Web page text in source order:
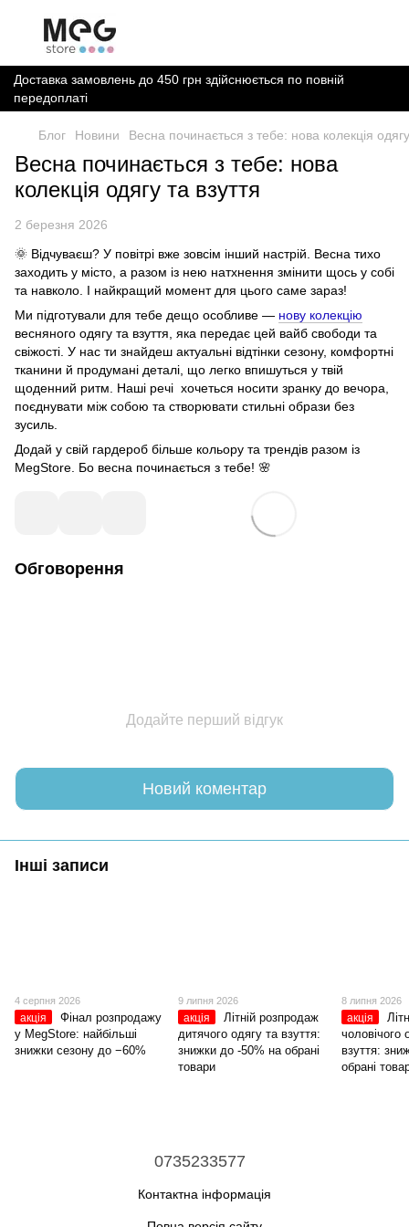
Доставка замовлень до 450 грн здійснюється по повній
передоплаті
Блог Новини Весна починається з тебе: нова колекція
Весна починається з тебе: нова
колекція одягу та взуття
2 березня 2026
🌞 Відчуваєш? У повітрі вже зовсім інший настрій. Весна тихо
заходить у місто, а разом із нею натхнення змінити щось у собі
та навколо. І найкращий момент для цього саме зараз!
Ми підготували для тебе дещо особливе — нову колекцію
весняного одягу та взуття, яка передає цей вайб свободи та
свіжості. У нас ти знайдеш актуальні відтінки сезону, комфортні
тканини й продумані деталі, що легко впишуться у твій
щоденний ритм. Наші речі хочеться носити зранку до вечора,
поєднувати між собою та створювати стильні образи без
зусиль.
Додай у свій гардероб більше кольору та трендів разом із
MegStore. Бо весна починається з тебе! 🌸
Обговорення
Додайте перший відгук
Новий коментар
Інші записи
4 серпня 2026
акція
Фінал розпродажу
у MegStore: найбільші
знижки сезону до −60%
9 липня 2026
акція
Літній розпродаж
дитячого одягу та взуття:
знижки до -50% на обрані
товари
8 липня 2026
акція
чоловічого
взуття:
обрані
0735233577
Контактна інформація